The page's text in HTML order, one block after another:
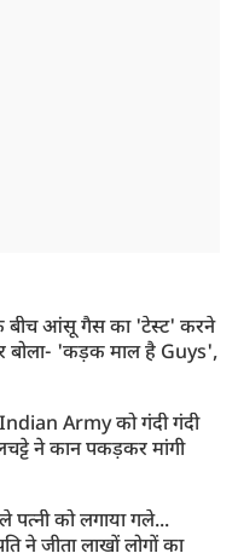
के बीच आंसू गैस का 'टेस्ट' करने
बोला- 'कड़क माल है Guys',
Army को गंदी गंदी
ने कान पकड़कर मांगी
पत्नी को लगाया गले...
ने जीता लाखों लोगों का